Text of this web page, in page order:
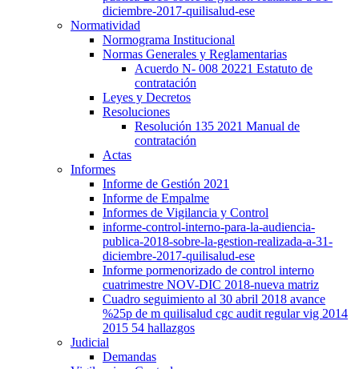
diciembre-2017-quilisalud-ese
Normatividad
Normograma Institucional
Normas Generales y Reglamentarias
Acuerdo N- 008 20221 Estatuto de
contratación
Leyes y Decretos
Resoluciones
Resolución 135 2021 Manual de
contratación
Actas
Informes
Informe de Gestión 2021
Informe de Empalme
Informes de Vigilancia y Control
informe-control-interno-para-la-audiencia-
publica-2018-sobre-la-gestion-realizada-a-31-
diciembre-2017-quilisalud-ese
Informe pormenorizado de control interno
cuatrimestre NOV-DIC 2018-nueva matriz
Cuadro seguimiento al 30 abril 2018 avance
%25p de m quilisalud cgc audit regular vig 2014
2015 54 hallazgos
Judicial
Demandas